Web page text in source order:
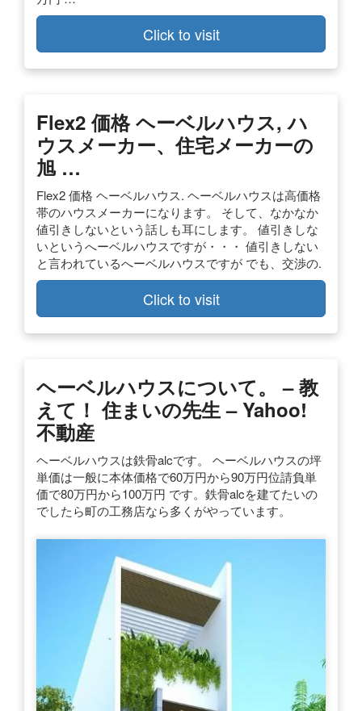
Click to visit
Flex2 価格 ヘーベルハウス, ハ
ウスメーカー、住宅メーカーの
旭 …
Flex2 価格 ヘーベルハウス. ヘーベルハウスは高価格
帯のハウスメーカーになります。 そして、なかなか
値引きしないという話しも耳にします。 値引きしな
いというへーベルハウスですが・・・ 値引きしない
と言われているへーベルハウスですが でも、交渉の.
Click to visit
ヘーベルハウスについて。 – 教
えて！ 住まいの先生 – Yahoo!
不動産
ヘーベルハウスは鉄骨alcです。 ヘーベルハウスの坪
単価は一般に本体価格で60万円から90万円位請負単
価で80万円から100万円 です。鉄骨alcを建てたいの
でしたら町の工務店なら多くがやっています。